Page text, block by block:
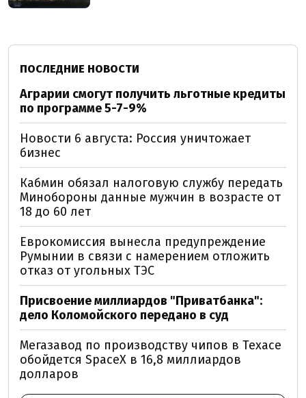
ПОСЛЕДНИЕ НОВОСТИ
Аграрии смогут получить льготные кредиты
по программе 5-7-9%
Новости 6 августа: Россия уничтожает
бизнес
Кабмин обязал налоговую службу передать
Минобороны данные мужчин в возрасте от
18 до 60 лет
Еврокомиссия вынесла предупреждение
Румынии в связи с намерением отложить
отказ от угольных ТЭС
Присвоение миллиардов "Приватбанка":
дело Коломойского передано в суд
Мегазавод по производству чипов в Техасе
обойдется SpaceX в 16,8 миллиардов
долларов